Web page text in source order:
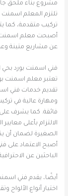
مشروع بناء ملحق
تلتزم المعلم اسمنت
تركيب متقدمة، كما
أصبحت معلم اسمنت
عن مشاريع متينة
فني اسمنت بورد بحي
تعتبر معلم اسمنت
تقديم خدمات فني
ومهارة عالية في
فائقة. كما يشرف
الالتزام بأعلى
الصغيرة لضمان أن
أصبح الاعتماد على
الباحثين عن
أيضًا، يقدم فني
اختيار أنواع